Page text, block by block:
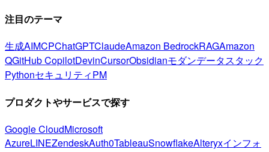
注目のテーマ
生成AIMCPChatGPTClaudeAmazon BedrockRAGAmazon
QGitHub CopilotDevinCursorObsidianモダンデータスタック
PythonセキュリティPM
プロダクトやサービスで探す
Google CloudMicrosoft
AzureLINEZendeskAuth0TableauSnowflakeAlteryxインフォ